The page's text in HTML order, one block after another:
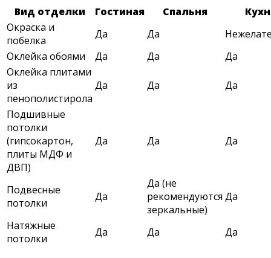
Вид отделки
Гостиная Спальня
Окраска и
побелка
Да Да
Оклейка обоями
Да Да
Да
Оклейка плитами
из
пенополистирола
Да Да Да
Подшивные
потолки
(гипсокартон,
плиты МДФ и
ДВП)
Да Да Да
Подвесные
потолки
Да
Да (не
рекомендуются
зеркальные)
Да
Натяжные
потолки
Да Да Да